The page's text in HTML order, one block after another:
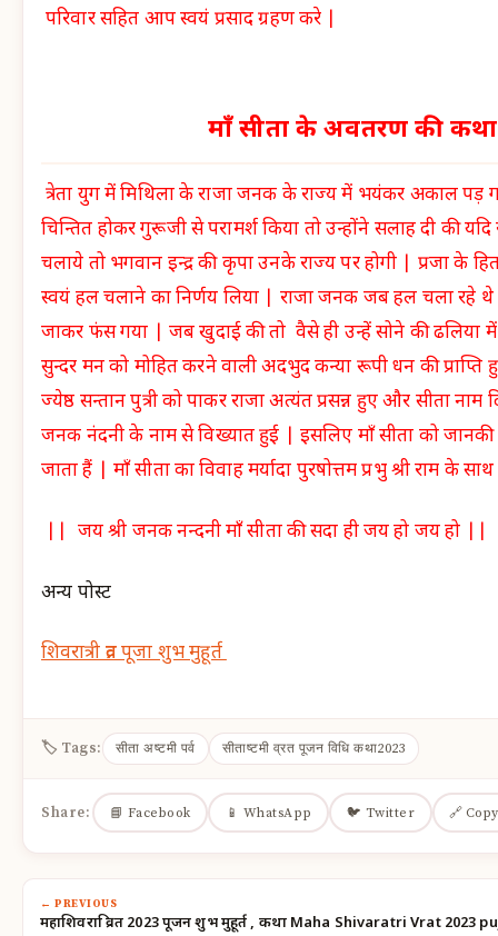
परिवार सहित आप स्वयं प्रसाद ग्रहण करे |
माँ सीता के अवतरण की कथा
त्रेता युग में मिथिला के राजा जनक के राज्य में भयंकर अकाल पड़
चिन्तित होकर गुरूजी से परामर्श किया तो उन्होंने सलाह दी की
चलाये तो भगवान इन्द्र की कृपा उनके राज्य पर होगी | प्रजा के
स्वयं हल चलाने का निर्णय लिया | राजा जनक जब हल चला रहे
जाकर फंस गया | जब खुदाई की तो वैसे ही उन्हें सोने की ढलिया में
सुन्दर मन को मोहित करने वाली अदभुद कन्या रूपी धन की
ज्येष्ठ सन्तान पुत्री को पाकर राजा अत्यंत प्रसन्न हुए और सीता नाम
जनक नंदनी के नाम से विख्यात हुई | इसलिए माँ सीता को
जाता हैं | माँ सीता का विवाह मर्यादा पुरषोत्तम प्रभु श्री राम के
|| जय श्री जनक नन्दनी माँ सीता की सदा ही जय हो जय हो ||
अन्य पोस्ट
शिवरात्री व्रत पूजा शुभ मुहूर्त
🏷 Tags: सीता अष्टमी पर्व सीताष्टमी व्रत पूजन विधि कथा2023
Share: 📘 Facebook 📱 WhatsApp 🐦 Twitter 🔗
← PREVIOUS
महाशिवरात्रि व्रत 2023 पूजन शुभ मुहूर्त , कथा Maha Shivaratri Vrat 2023